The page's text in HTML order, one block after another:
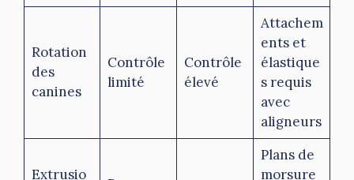
Rotation
des
canines
Contrôle
limité
Contrôle
élevé
Attachem
ents et
élastique
s requis
avec
aligneurs
Extrusio
Plans de
morsure